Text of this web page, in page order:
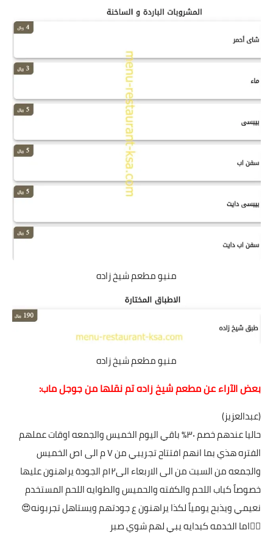
منيو مطعم شيخ زاده
منيو مطعم شيخ زاده
بعض الآراء عن مطعم شيخ زاده تم نقلها من جوجل ماب:
(عبدالعزيز)
حاليا عندهم خصم ٣٠٪؜ باقي اليوم الخميس والجمعه اوقات عملهم
الفتره هذي بما انهم افتتاح تجريبي من ٧ م الى ١ص الخميس
والجمعه من السبت من الى الاربعاء الى١٢م الجودة يراهنون عليها
خصوصاً كباب اللحم والكفته والحميس والطوايه اللحم المستخدم
نعيمي ويذبح يومياً لكذا يراهنون ع جودتهم ويستاهل تجربونه😍
👍🏻اما الخدمه كبدايه يبي لهم شوي صبر